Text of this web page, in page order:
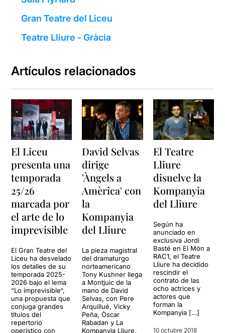
Gran Teatre del Liceu
Teatre Lliure - Gràcia
Artículos relacionados
El Liceu
presenta una
temporada
25/26
marcada por
el arte de lo
imprevisible
El Gran Teatre del
Liceu ha desvelado
los detalles de su
temporada 2025-
2026 bajo el lema
“Lo imprevisible“,
una propuesta que
conjuga grandes
títulos del
repertorio
operístico con
David Selvas
dirige
'Àngels a
Amèrica' con
la
Kompanyia
del Lliure
La pieza magistral
del dramaturgo
norteamericano
Tony Kushner llega
a Montjuic de la
mano de David
Selvas, con Pere
Arquillué, Vicky
Peña, Òscar
Rabadan y La
Kompanyia Lliure.
El Teatre
Lliure
disuelve la
Kompanyia
del Lliure
Según ha
anunciado en
exclusiva Jordi
Basté en El Món a
RAC1, el Teatre
Lliure ha decidido
rescindir el
contrato de las
ocho actrices y
actores que
forman la
Kompanyia […]
10 octubre 2018